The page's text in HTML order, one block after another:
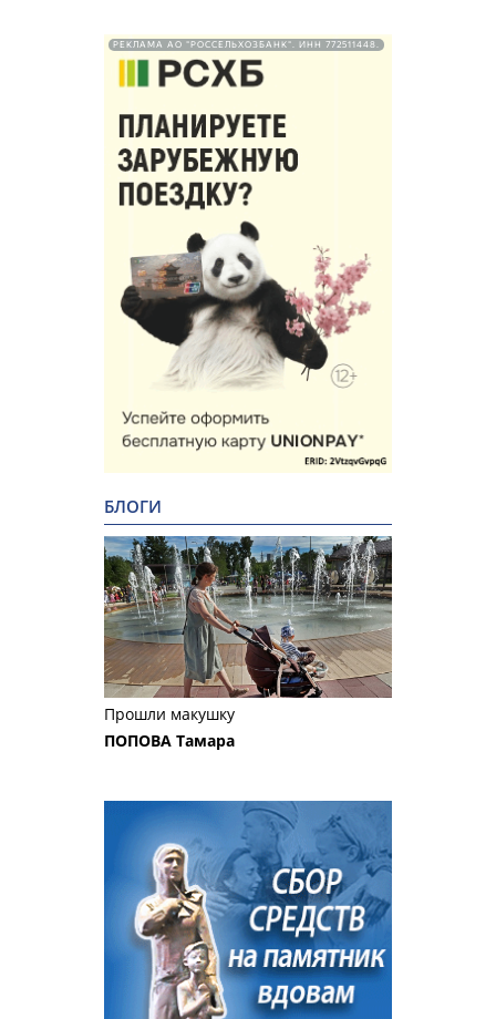
РЕКЛАМА АО "РОССЕЛЬХОЗБАНК". ИНН 772511448.
БЛОГИ
Прошли макушку
ПОПОВА Тамара